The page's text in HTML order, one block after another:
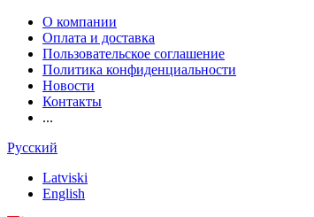
О компании
Оплата и доставка
Пользовательское соглашение
Политика конфиденциальности
Новости
Контакты
...
Русский
Latviski
English